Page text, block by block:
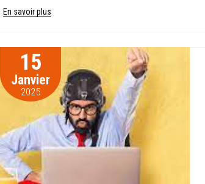
En savoir plus
15
Janvier
2025